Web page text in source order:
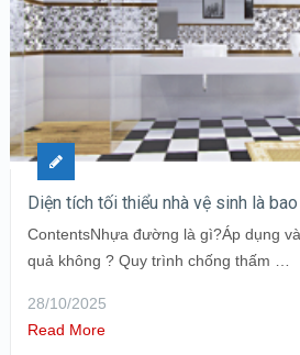
Diện tích tối thiểu nhà vệ sinh là
ContentsNhựa đường là gì?Áp dụng
quả không ? Quy trình chống thấm …
28/10/2025
Read More